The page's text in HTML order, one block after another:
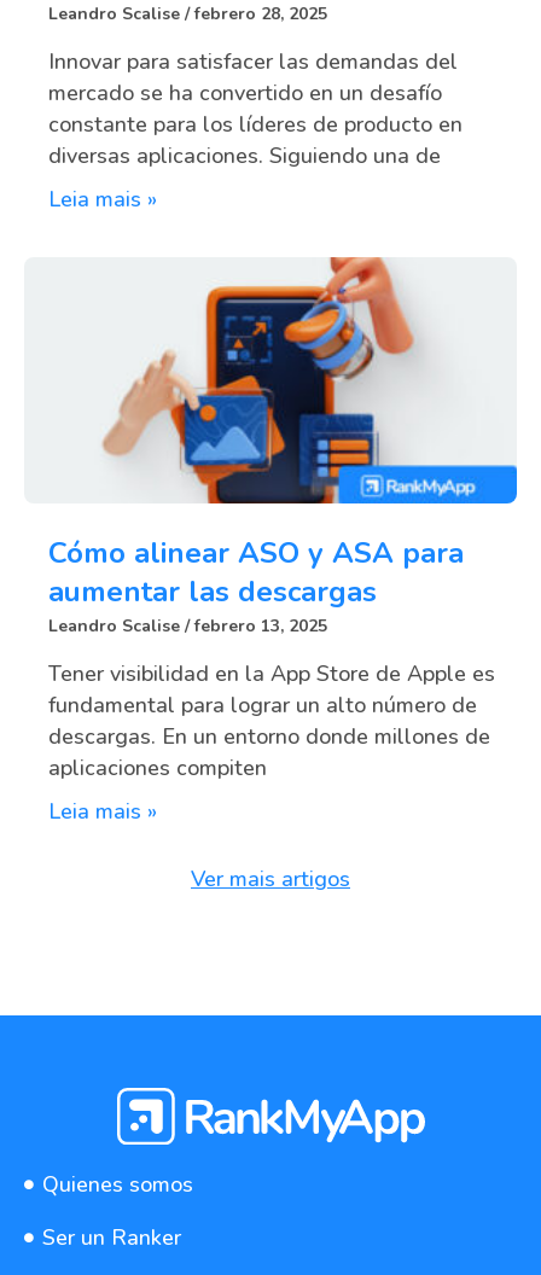
Leandro Scalise febrero 28, 2025
Innovar para satisfacer las demandas del
mercado se ha convertido en un desafío
constante para los líderes de producto en
diversas aplicaciones. Siguiendo una de
Leia mais »
Cómo alinear ASO y ASA para
aumentar las descargas
Leandro Scalise febrero 13, 2025
Tener visibilidad en la App Store de Apple es
fundamental para lograr un alto número de
descargas. En un entorno donde millones de
aplicaciones compiten
Leia mais »
Ver mais artigos
Quienes somos
Ser un Ranker